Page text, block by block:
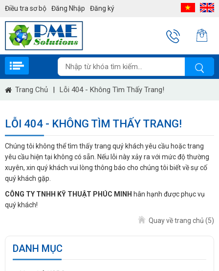
Điều tra sơ bộ Đăng Nhập Đăng ký
Trang Chủ | Lỗi 404 - Không Tìm Thấy Trang!
LỖI 404 - KHÔNG TÌM THẤY TRANG!
Chúng tôi không thể tìm thấy trang quý khách yêu cầu hoặc trang
yêu cầu hiện tại không có sẵn. Nếu lỗi này xảy ra với mức độ thường
xuyên, xin quý khách vui lòng thông báo cho chúng tôi biết về sự cố
quý khách gặp.
CÔNG TY TNHH KỸ THUẬT PHÚC MINH hân hạnh được phục vụ
quý khách!
Quay về trang chủ (5)
DANH MỤC